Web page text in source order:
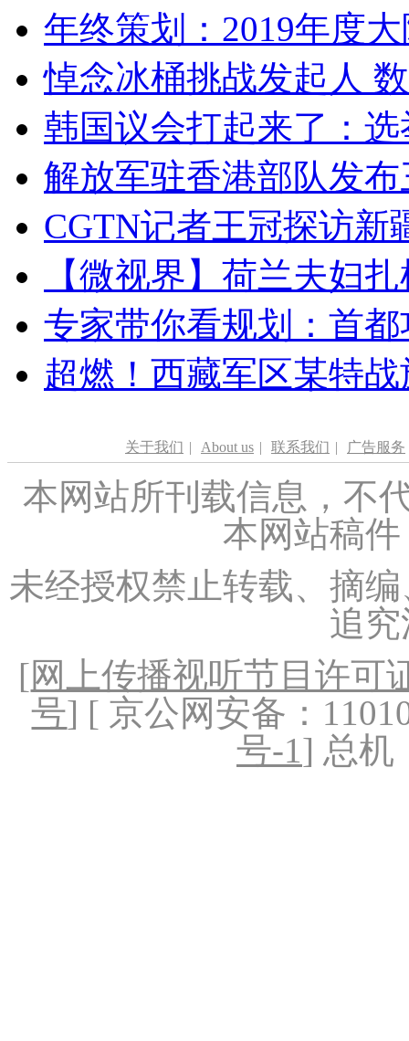
年终策划：2019年度
悼念冰桶挑战发起人
韩国议会打起来了：
解放军驻香港部队发
CGTN记者王冠探访新
【微视界】荷兰夫妇
专家带你看规划：首
超燃！西藏军区某特
关于我们 | About us | 联系我们 | 广告服务
本网站所刊载信息，不
本网站稿
未经授权禁止转载、摘
追
[网上传播视听节目许可
号] [ 京公网安备：
号-1] 总机